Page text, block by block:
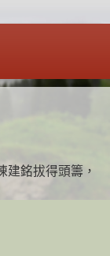
建銘拔得頭籌，